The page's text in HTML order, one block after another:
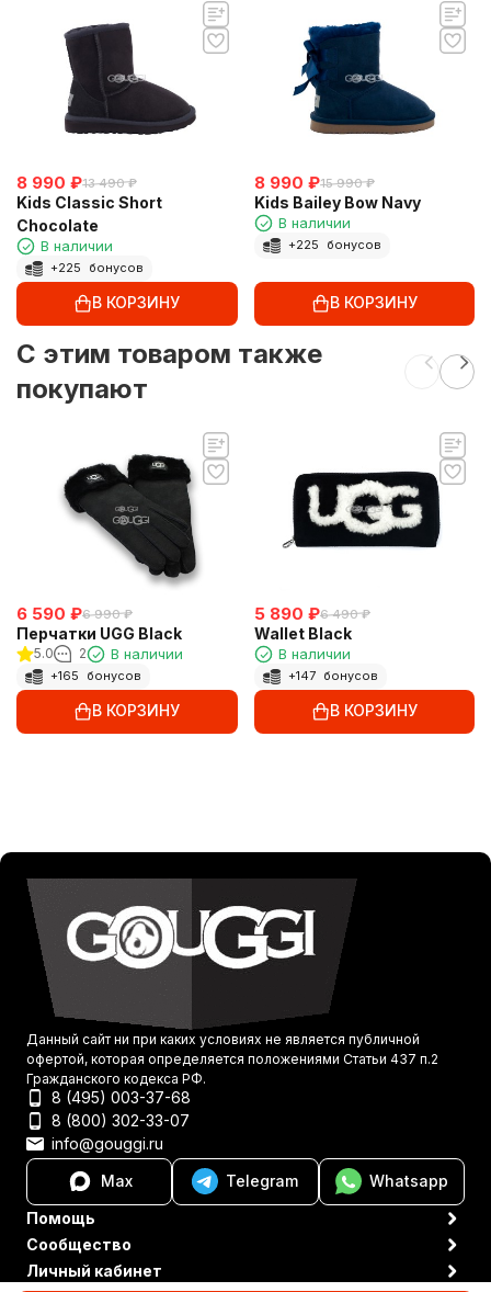
8 990 ₽13 490 ₽
Kids Classic Short
Chocolate
В наличии
+225 бонусов
В КОРЗИНУ
8 990 ₽15 990 ₽
Kids Bailey Bow Navy
В наличии
+225 бонусов
В КОРЗИНУ
C этим товаром также
покупают
6 590 ₽6 990 ₽
Перчатки UGG Black
5.0 2 В наличии
+165 бонусов
В КОРЗИНУ
5 890 ₽6 490 ₽
Wallet Black
В наличии
+147 бонусов
В КОРЗИНУ
Данный сайт ни при каких условиях не является публичной
офертой, которая определяется положениями Статьи 437 п.2
Гражданского кодекса РФ.
8 (495) 003-37-68
8 (800) 302-33-07
info@gouggi.ru
Max
Telegram
Whatsapp
Помощь
Сообщество
Личный кабинет